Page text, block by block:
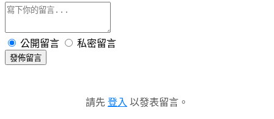
公開留言 私密留言
發佈留言
請先 登入 以發表留言。